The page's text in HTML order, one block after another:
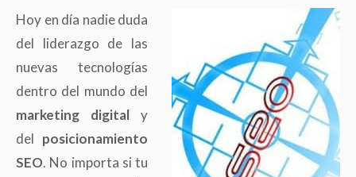
Hoy en día nadie duda
del liderazgo de las
nuevas tecnologías
dentro del mundo del
marketing digital y
del posicionamiento
SEO. No importa si tu